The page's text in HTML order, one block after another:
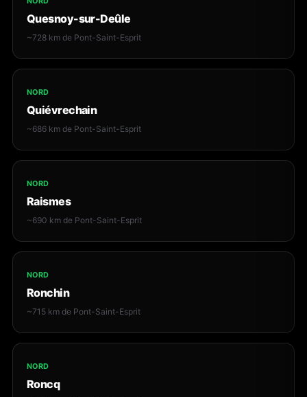
Quesnoy-sur-Deûle
~728 km de Pont-Saint-Esprit
NORD
Quiévrechain
~686 km de Pont-Saint-Esprit
NORD
Raismes
~690 km de Pont-Saint-Esprit
NORD
Ronchin
~715 km de Pont-Saint-Esprit
NORD
Roncq